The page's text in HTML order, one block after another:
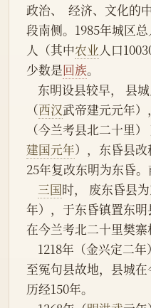
政治、  经济、文化的中
段南侧。1985年城区总
人（其中农业人口
少数是回族。
（西汉武帝建元元年
（今兰考县北二十里
建国元年），东昏县改
25年复改东明为东昏。
三国时， 废东昏县
年），于东昏镇置东明
在今兰考北二十里樊寨
至冤句县故地，县城在
历经150年。